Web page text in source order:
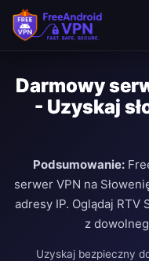
Darmowy
- Uzyskaj
Podsumowanie:
serwer VPN na
adresy IP. Oglądaj RTV
z
Uzyskaj bezpieczny